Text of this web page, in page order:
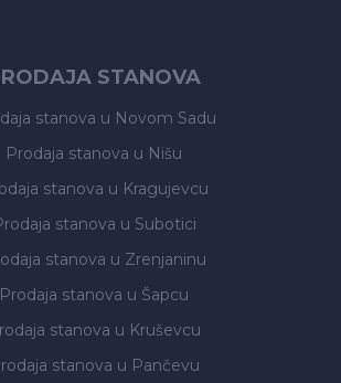
STANOVA
stanova u Novom Sadu
Prodaja stanova u Nišu
stanova u Kragujevcu
stanova u Subotici
stanova u Zrenjaninu
Prodaja stanova u Šapcu
stanova u Kruševcu
stanova u Pančevu